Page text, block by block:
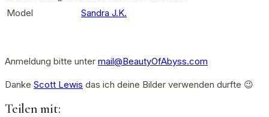
Model
Sandra J.K.
Anmeldung bitte unter mail@BeautyOfAbyss.com
Danke Scott Lewis das ich deine Bilder verwenden durfte 😉
Teilen mit: